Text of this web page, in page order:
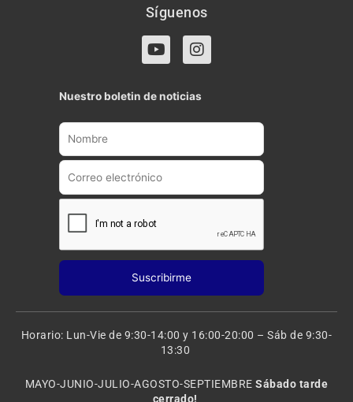
Síguenos
Y
o
t
u
b
I
n
t
a
g
a
Nuestro boletin de noticias
Horario: Lun-Vie de 9:30-14:00 y 16:00-20:00 – Sáb de 9:30-
13:30
MAYO-JUNIO-JULIO-AGOSTO-SEPTIEMBRESábado tarde
cerrado!